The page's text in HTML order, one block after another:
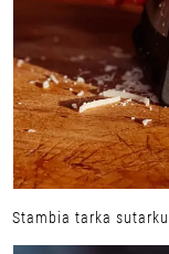
Stambia tarka